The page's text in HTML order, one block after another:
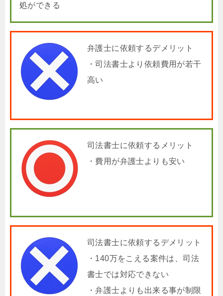
処ができる
弁護士に依頼するデメリット
・司法書士より依頼費用が若干
高い
司法書士に依頼するメリット
・費用が弁護士よりも安い
司法書士に依頼するデメリット
・140万をこえる案件は、司法
書士では対応できない
・弁護士よりも出来る事が制限